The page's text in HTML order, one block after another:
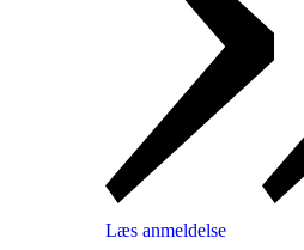
Læs anmeldelse